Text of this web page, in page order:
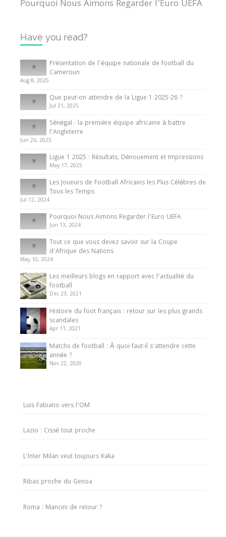
Pourquoi Nous Aimons Regarder l’Euro UEFA
Internationales
Tout ce que vous devez savoir sur la Coupe
d’Afrique des Nations
10 May 2024
Internationales
Présentation de l’équipe nationale de football
du Cameroun
8 August 2025
Have you read?
Présentation de l’équipe nationale de football du
Cameroun
Aug 8, 2025
Que peut-on attendre de la Ligue 1 2025-26 ?
Jul 31, 2025
Sénégal : la première équipe africaine à battre
l’Angleterre
Jun 26, 2025
Ligue 1 2025 : Résultats, Dénouement et Impressions
May 17, 2025
Les Joueurs de Football Africains les Plus Célèbres de
Tous les Temps
Jul 12, 2024
Pourquoi Nous Aimons Regarder l’Euro UEFA
Jun 13, 2024
Tout ce que vous devez savoir sur la Coupe
d’Afrique des Nations
May 10, 2024
Les meilleurs blogs en rapport avec l’actualité du
football
Dec 23, 2021
Histoire du foot français : retour sur les plus grands
scandales
Apr 11, 2021
Matchs de football : À quoi faut-il s’attendre cette
année ?
Nov 22, 2020
Luis Fabiano vers l’OM
Lazio : Cissé tout proche
L’Inter Milan veut toujours Kaka
Ribas proche du Genoa
Roma : Mancini de retour ?